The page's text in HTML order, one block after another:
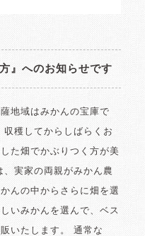
』へのお知らせです
地域はみかんの宝庫で
穫してからしばらくお
た畑でかぶりつく方が美
実家の両親がみかん農
んの中からさらに畑を選
いみかんを選んで、ベス
いたします。 通常な